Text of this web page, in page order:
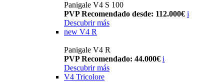
Panigale V4 S 100
PVP Recomendado desde: 112.000€ i
Descubrir más
new V4 R
Panigale V4 R
PVP Recomendado: 44.000€ i
Descubrir más
V4 Tricolore